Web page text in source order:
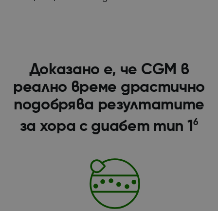
Доказано е, че CGM в
реално време драстично
подобрява резултатите
за хора с диабет тип 1 6